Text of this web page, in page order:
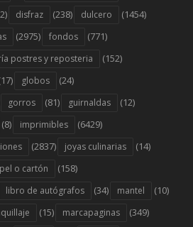
disfraz (238) dulcero (1454)
(2975) fondos (771)
postres y reposteria (152)
globos (24)
gorros (81) guirnaldas (12)
(8) imprimibles (6429)
(2837) joyas culinarias (14)
o cartón (158)
libro de autógrafos (34) mantel (10)
(15) marcapaginas (349)